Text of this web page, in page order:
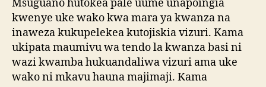
Msuguano hutokea pale uume unapoingia
kwenye uke wako kwa mara ya kwanza na
inaweza kukupelekea kutojiskia vizuri. Kama
ukipata maumivu wa tendo la kwanza basi ni
wazi kwamba hukuandaliwa vizuri ama uke
wako ni mkavu hauna majimaji. Kama